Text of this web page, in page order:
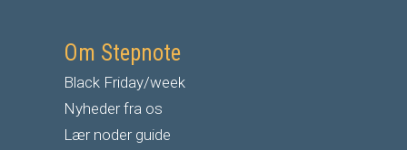
Om Stepnote
Black Friday/week
Nyheder fra os
Lær noder guide